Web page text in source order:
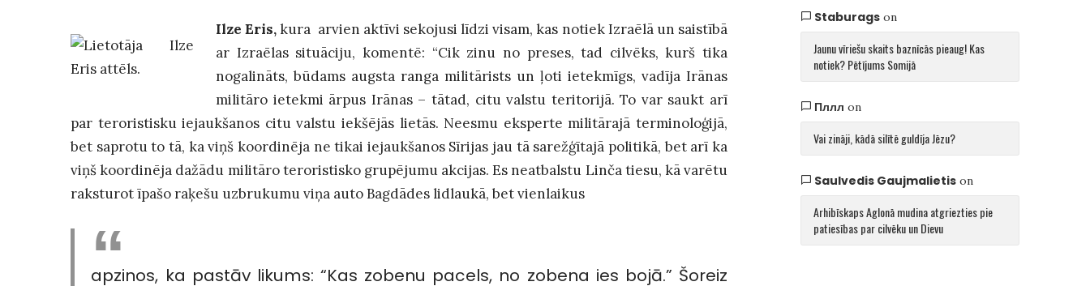
Ilze Eris,kura arvien aktīvi sekojusi līdzi visam, kas notiek Izraēlā un saistībā
ar Izraēlas situāciju, komentē: “Cik zinu no preses, tad cilvēks, kurš tika
nogalināts, būdams augsta ranga militārists un ļoti ietekmīgs, vadīja Irānas
militāro ietekmi ārpus Irānas – tātad, citu valstu teritorijā. To var saukt arī
par teroristisku iejaukšanos citu valstu iekšējās lietās. Neesmu eksperte militārajā terminoloģijā,
bet saprotu to tā, ka viņš koordinēja ne tikai iejaukšanos Sīrijas jau tā sarežģītajā politikā, bet arī ka
viņš koordinēja dažādu militāro teroristisko grupējumu akcijas. Es neatbalstu Linča tiesu, kā varētu
raksturot īpašo raķešu uzbrukumu viņa auto Bagdādes lidlaukā, bet vienlaikus
apzinos, ka pastāv likums: “Kas zobenu pacels, no zobena ies bojā.” Šoreiz
Staburagson
Jaunu vīriešu skaits baznīcās pieaug! Kas
notiek? Pētījums Somijā
Пллл on
Vai zināji, kādā silītē guldīja Jēzu?
Saulvedis Gaujmalietison
Arhibīskaps Aglonā mudina atgriezties pie
patiesības par cilvēku un Dievu